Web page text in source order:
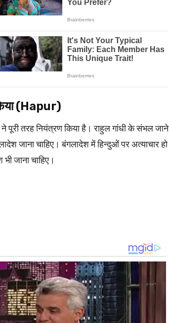
(Hapur)
तरह नियंत्रण किया है। राहुल गांधी के संभल जाने
जाना चाहिए। बंगलादेश में हिन्दुओं पर अत्याचार हो
जाना चाहिए।